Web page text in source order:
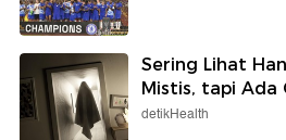
Sering Lihat
Mistis, tapi Ada
detikHealth